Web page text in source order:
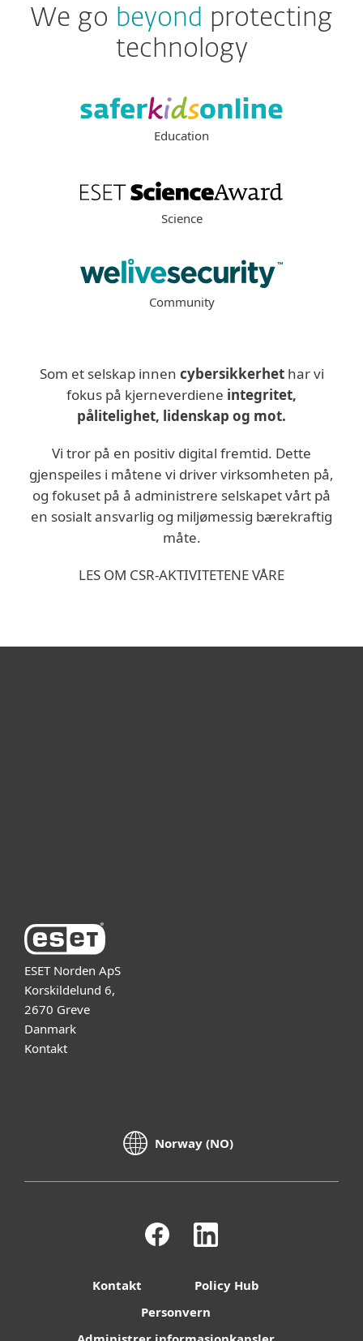
We go beyond protecting
technology
Education
Science
Community
Som et selskap innen cybersikkerhet har vi
fokus på kjerneverdiene integritet,
pålitelighet, lidenskap og mot.
Vi tror på en positiv digital fremtid. Dette
gjenspeiles i måtene vi driver virksomheten på,
og fokuset på å administrere selskapet vårt på
en sosialt ansvarlig og miljømessig bærekraftig
måte.
LES OM CSR-AKTIVITETENE VÅRE
ESET Norden ApS
Korskildelund 6,
2670 Greve
Danmark
Kontakt
Norway (NO)
Kontakt
Policy Hub
Personvern